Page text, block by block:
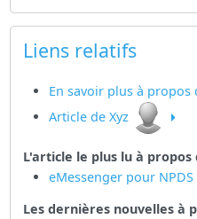
Liens relatifs
En savoir plus à propos
Article de Xyz
L'article le plus lu à propos
eMessenger pour NPDS
Les dernières nouvelles à